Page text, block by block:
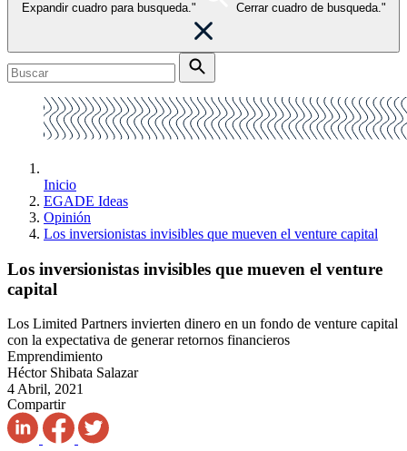
Expandir cuadro para busqueda." Cerrar cuadro de busqueda."
Inicio
EGADE Ideas
Opinión
Los inversionistas invisibles que mueven el venture capital
Los inversionistas invisibles que mueven el venture
capital
Los Limited Partners invierten dinero en un fondo de venture capital
con la expectativa de generar retornos financieros
Emprendimiento
Héctor Shibata Salazar
4 Abril, 2021
Compartir